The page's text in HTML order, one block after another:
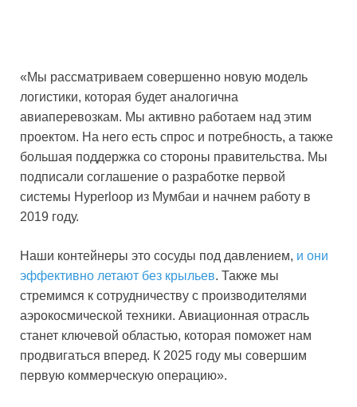
«Мы рассматриваем совершенно новую модель
логистики, которая будет аналогична
авиаперевозкам. Мы активно работаем над этим
проектом. На него есть спрос и потребность, а также
большая поддержка со стороны правительства. Мы
подписали соглашение о разработке первой
системы Hyperloop из Мумбаи и начнем работу в
2019 году.
Наши контейнеры это сосуды под давлением, и они
эффективно летают без крыльев. Также мы
стремимся к сотрудничеству с производителями
аэрокосмической техники. Авиационная отрасль
станет ключевой областью, которая поможет нам
продвигаться вперед. К 2025 году мы совершим
первую коммерческую операцию».